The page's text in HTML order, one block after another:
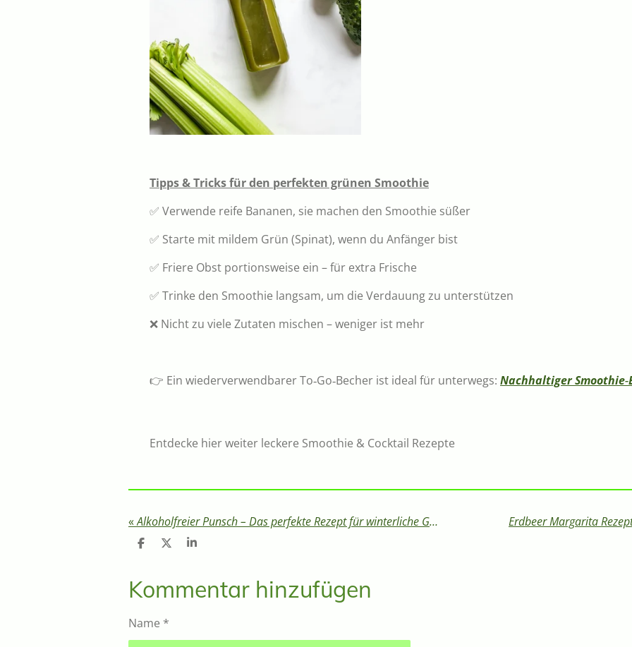
Tipps & Tricks für den perfekten grünen Smoothie
✅ Verwende reife Bananen, sie machen den Smoothie süßer
✅ Starte mit mildem Grün (Spinat), wenn du Anfänger bist
✅ Friere Obst portionsweise ein – für extra Frische
✅ Trinke den Smoothie langsam, um die Verdauung zu unterstützen
❌ Nicht zu viele Zutaten mischen – weniger ist mehr
👉 Ein wiederverwendbarer To‑Go‑Becher ist ideal für unterwegs: Nachhaltiger
Entdecke hier weiter leckere Smoothie & Cocktail Rezepte
« Alkoholfreier Punsch – Das perfekte Rezept für winterliche Genussmomente
T
l
e
T
e
T
e
Kommentar hinzufügen
Name *